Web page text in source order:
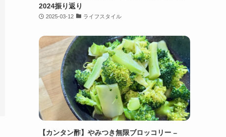
2024振り返り
2025-03-12 ライフスタイル
【カンタン酢】やみつき無限ブロッコリー –